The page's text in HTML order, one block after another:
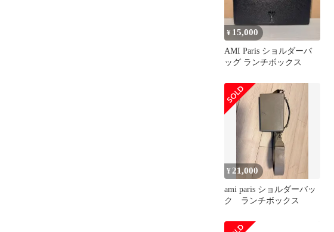
¥ 15,000
AMI Paris ショルダーバ
ッグ ランチボックス
¥ 21,000
ami paris ショルダーバッ
ク ランチボックス